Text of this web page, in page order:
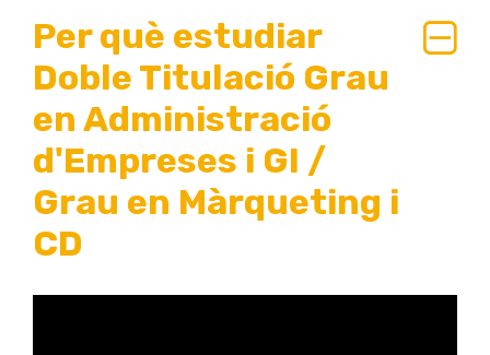
Per què estudiar
Doble Titulació Grau
en Administració
d'Empreses i GI /
Grau en Màrqueting i
CD